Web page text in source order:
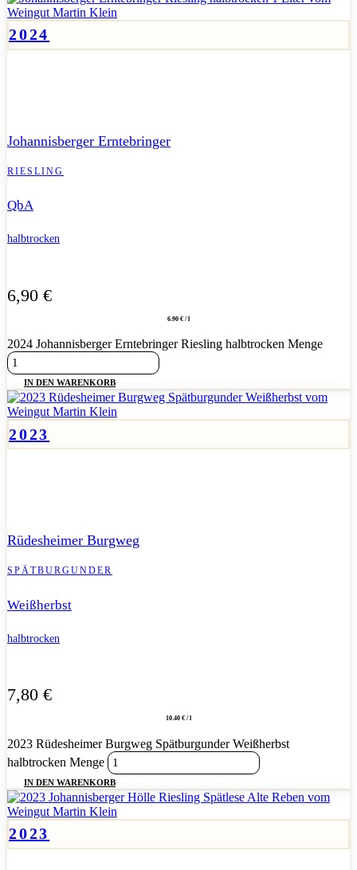
2024
Johannisberger Erntebringer
RIESLING
QbA
halbtrocken
6,90 €
6.90 € / l
2024 Johannisberger Erntebringer Riesling halbtrocken Menge
IN DEN WARENKORB
2023
Rüdesheimer Burgweg
SPÄTBURGUNDER
Weißherbst
halbtrocken
7,80 €
10.40 € / l
2023 Rüdesheimer Burgweg Spätburgunder Weißherbst
halbtrocken Menge
IN DEN WARENKORB
2023